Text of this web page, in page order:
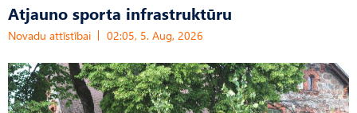
Atjauno sporta infrastruktūru
Novadu attīstībai 02:05, 5. Aug, 2026